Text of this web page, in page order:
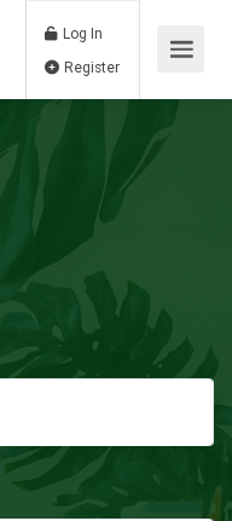
Log In